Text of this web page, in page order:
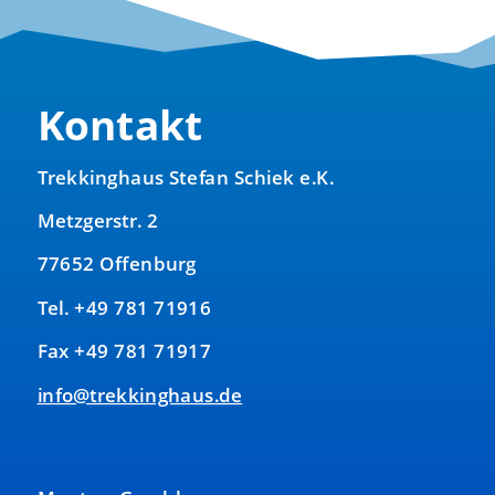
Kontakt
Trekkinghaus Stefan Schiek e.K.
Metzgerstr. 2
77652 Offenburg
Tel. +49 781 71916
Fax +49 781 71917
info@trekkinghaus.de